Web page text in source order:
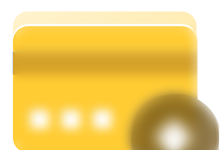
Verdien dagelijks competitieve beloningen